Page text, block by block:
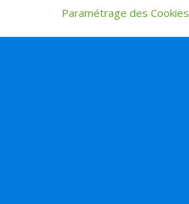
Paramétrage des Cookies